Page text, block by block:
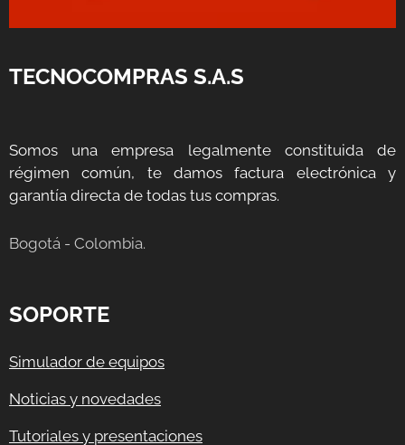
TECNOCOMPRAS S.A.S
Somos una empresa legalmente constituida de
régimen común, te damos factura electrónica y
garantía directa de todas tus compras.
Bogotá - Colombia.
SOPORTE
Simulador de equipos
Noticias y novedades
Tutoriales y presentaciones